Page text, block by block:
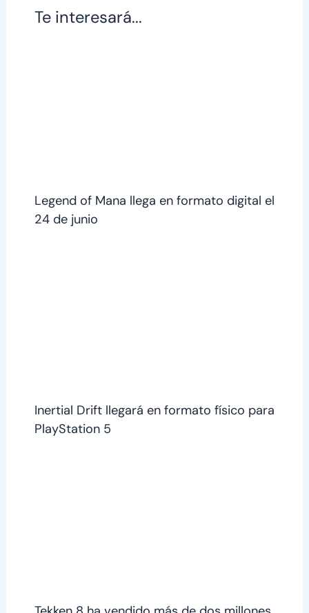
Te interesará...
Legend of Mana llega en formato digital el
24 de junio
Inertial Drift llegará en formato físico para
PlayStation 5